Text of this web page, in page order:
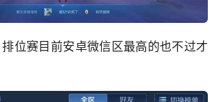
位赛目前安卓微信区最高的也不过才